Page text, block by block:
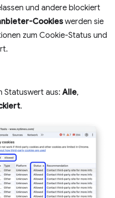
und andere blockiert
Cookieswerden sie
zum Cookie-Status und
Statuswert aus:Alle,
.